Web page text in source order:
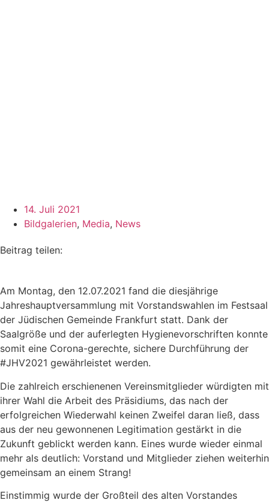
14. Juli 2021
Bildgalerien, Media, News
Beitrag teilen:
Am Montag, den 12.07.2021 fand die diesjährige
Jahreshauptversammlung mit Vorstandswahlen im Festsaal
der Jüdischen Gemeinde Frankfurt statt. Dank der
Saalgröße und der auferlegten Hygienevorschriften konnte
somit eine Corona-gerechte, sichere Durchführung der
#JHV2021 gewährleistet werden.
Die zahlreich erschienenen Vereinsmitglieder würdigten mit
ihrer Wahl die Arbeit des Präsidiums, das nach der
erfolgreichen Wiederwahl keinen Zweifel daran ließ, dass
aus der neu gewonnenen Legitimation gestärkt in die
Zukunft geblickt werden kann. Eines wurde wieder einmal
mehr als deutlich: Vorstand und Mitglieder ziehen weiterhin
gemeinsam an einem Strang!
Einstimmig wurde der Großteil des alten Vorstandes